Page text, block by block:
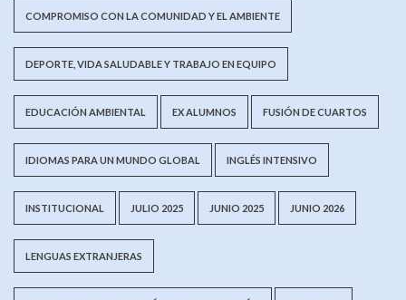
COMPROMISO CON LA COMUNIDAD Y EL AMBIENTE
DEPORTE, VIDA SALUDABLE Y TRABAJO EN EQUIPO
EDUCACIÓN AMBIENTAL EX ALUMNOS FUSIÓN DE CUARTOS
IDIOMAS PARA UN MUNDO GLOBAL INGLÉS INTENSIVO
INSTITUCIONAL JULIO 2025 JUNIO 2025 JUNIO 2026
LENGUAS EXTRANJERAS